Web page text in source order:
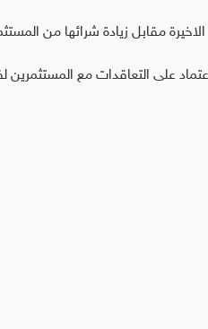
مقابل زيادة شرائها من
على التعاقدات مع المستثمرين